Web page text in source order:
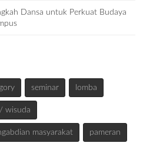
Dansa untuk Perkuat Budaya
seminar lomba
wisuda
masyarakat pameran